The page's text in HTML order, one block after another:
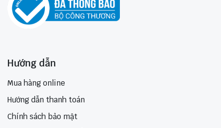
Hướng dẫn
Mua hàng online
Hướng dẫn thanh toán
Chính sách bảo mật